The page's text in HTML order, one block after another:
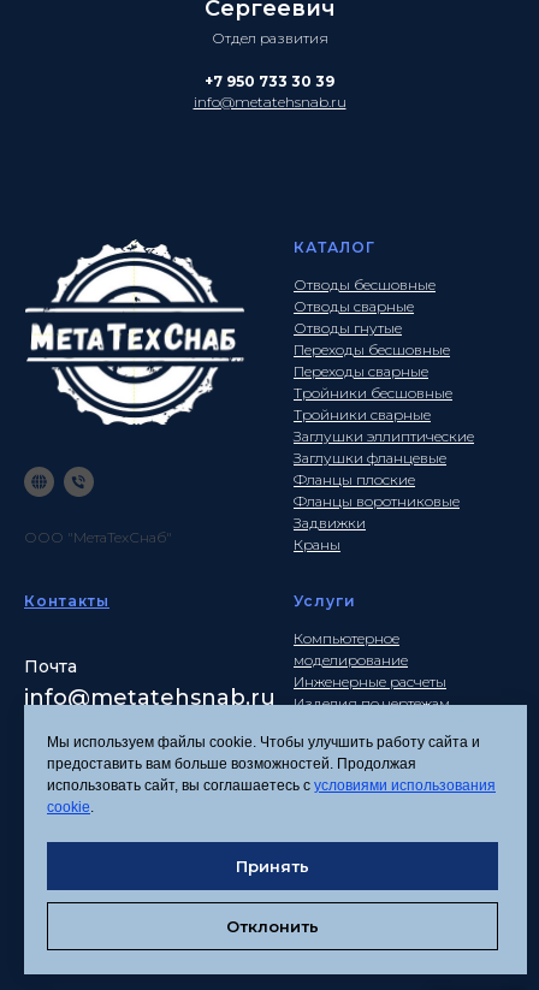
Сергеевич
Отдел развития
+7 950 733 30 39
info@metatehsnab.ru
ООО "МетаТехСнаб"
КАТАЛОГ
Отводы бесшовные
Отводы сварные
Отводы гнутые
Переходы бесшовные
Переходы сварные
Тройники бесшовные
Тройники сварные
Заглушки эллиптические
Заглушки фланцевые
Фланцы плоские
Фланцы воротниковые
Задвижки
Краны
Контакты
Почта
info@metatehsnab.ru
Услуги
Компьютерное
моделирование
Инженерные расчеты
Изделия по чертежам
Политика
Согласие на обработку
персональных данных
Соглашение об
Мы используем файлы cookie. Чтобы улучшить работу сайта и
предоставить вам больше возможностей. Продолжая
использовать сайт, вы соглашаетесь с условиями использования
cookie.
Принять
Отклонить